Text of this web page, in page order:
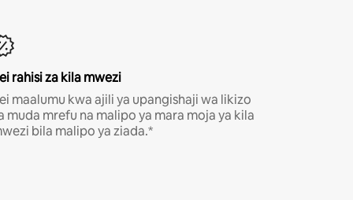
rahisi za kila mwezi
maalumu kwa ajili ya upangishaji wa likizo
muda mrefu na malipo ya mara moja ya kila
bila malipo ya ziada.*